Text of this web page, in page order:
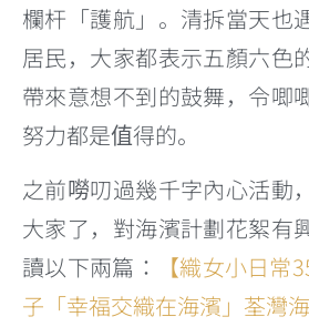
欄杆「護航」。清拆當天也
居民，大家都表示五顏六色
帶來意想不到的鼓舞，令唧
努力都是值得的。
之前嘮叨過幾千字內心活動
大家了，對海濱計劃花絮有
讀以下兩篇：
【織女小日
子「幸福交織在海濱」荃灣